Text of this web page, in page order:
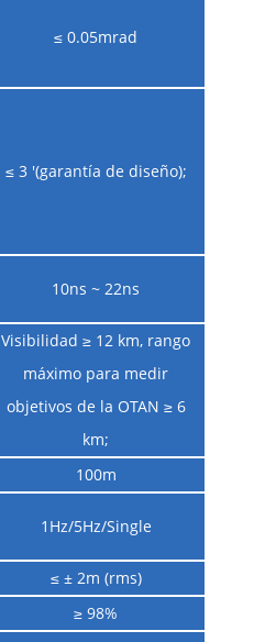
≤ 0.05mrad
≤ 3 '(garantía de diseño);
10ns ~ 22ns
Visibilidad ≥ 12 km, rango
máximo para medir
objetivos de la OTAN ≥ 6
km;
100m
1Hz/5Hz/Single
≤ ± 2m (rms)
≥ 98%